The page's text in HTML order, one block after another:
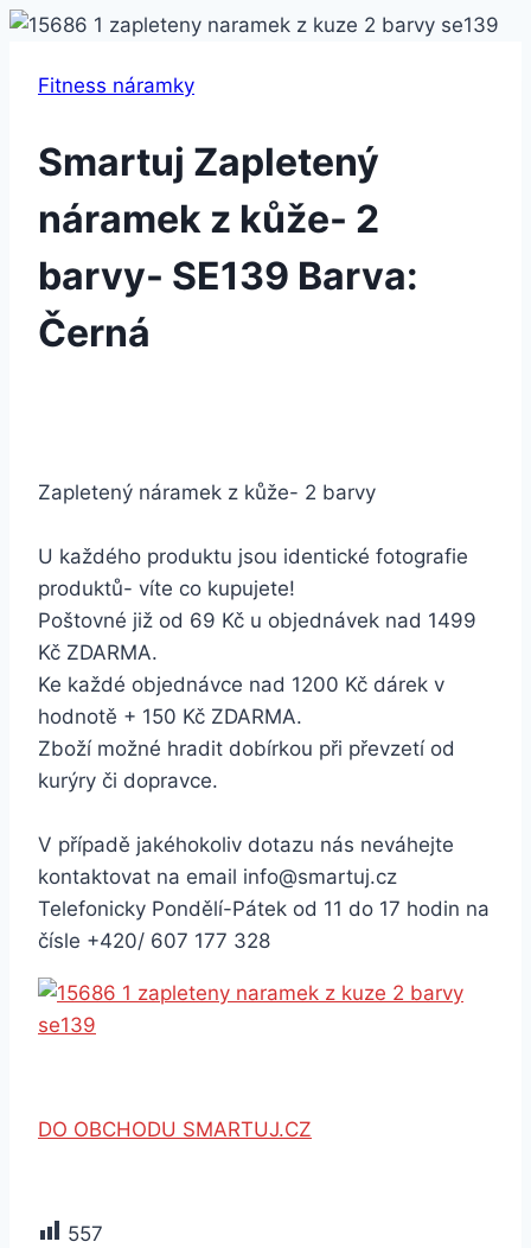
Fitness náramky
Smartuj Zapletený
náramek z kůže- 2
barvy- SE139 Barva:
Černá
Zapletený náramek z kůže- 2 barvy
U každého produktu jsou identické fotografie
produktů- víte co kupujete!
Poštovné již od 69 Kč u objednávek nad 1499
Kč ZDARMA.
Ke každé objednávce nad 1200 Kč dárek v
hodnotě + 150 Kč ZDARMA.
Zboží možné hradit dobírkou při převzetí od
kurýry či dopravce.
V případě jakéhokoliv dotazu nás neváhejte
kontaktovat na email info@smartuj.cz
Telefonicky Pondělí-Pátek od 11 do 17 hodin na
čísle +420/ 607 177 328
DO OBCHODU SMARTUJ.CZ
557